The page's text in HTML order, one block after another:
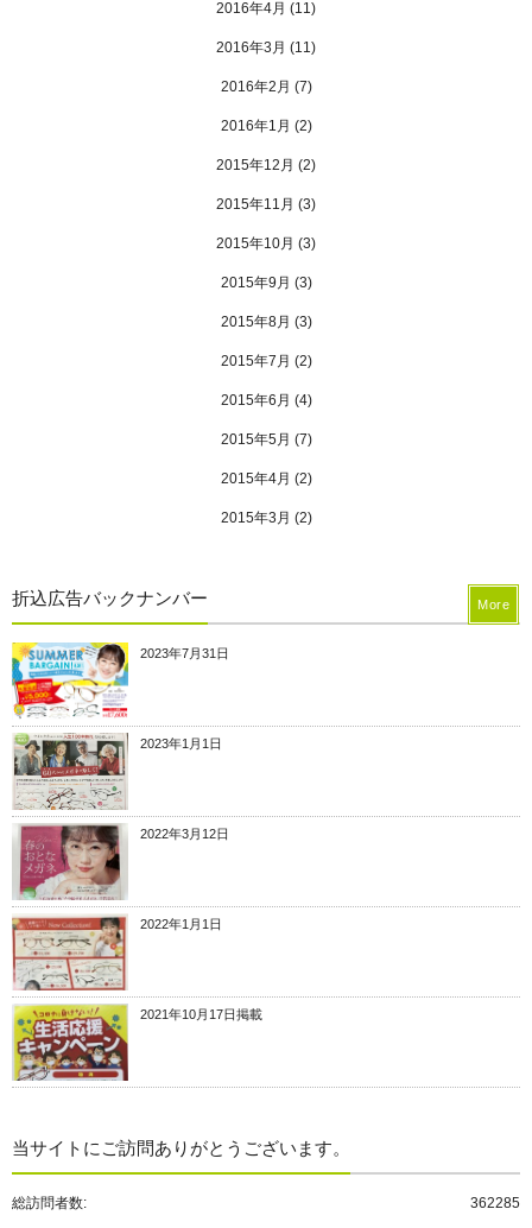
2016年4月 (11)
2016年3月 (11)
2016年2月 (7)
2016年1月 (2)
2015年12月 (2)
2015年11月 (3)
2015年10月 (3)
2015年9月 (3)
2015年8月 (3)
2015年7月 (2)
2015年6月 (4)
2015年5月 (7)
2015年4月 (2)
2015年3月 (2)
折込広告バックナンバー
2023年7月31日
2023年1月1日
2022年3月12日
2022年1月1日
2021年10月17日掲載
More
当サイトにご訪問ありがとうございます。
362285
総訪問者数: